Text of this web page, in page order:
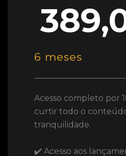
6 meses
Acesso completo por
curtir todo o
tranquilidade.
✔️ Acesso aos